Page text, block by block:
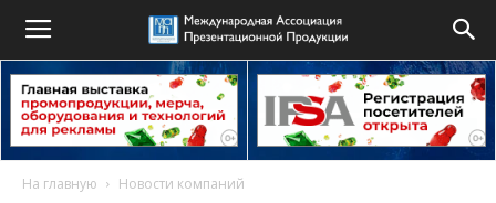
На главную Новости компаний